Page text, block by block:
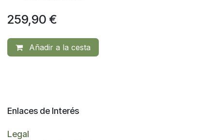
259,90 €
Añadir a la cesta
Enlaces de Interés
Legal